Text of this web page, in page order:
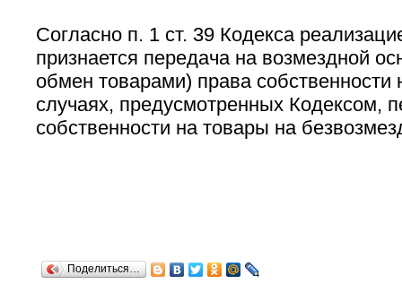
Согласно п. 1 ст. 39 Кодекса
признается передача на возмездной
обмен товарами) права собственности
случаях, предусмотренных Кодексом,
собственности на товары на
Поделиться…